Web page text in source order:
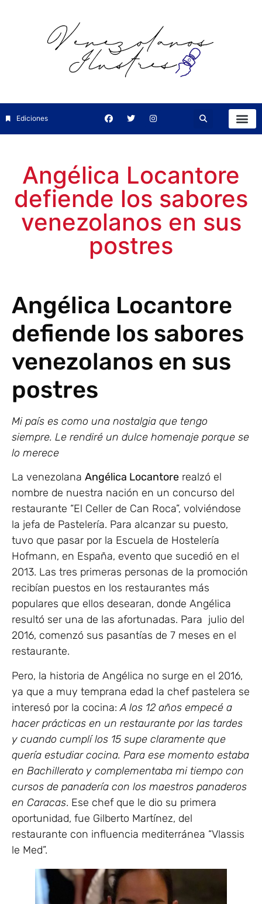
Ediciones
Angélica Locantore
defiende los sabores
venezolanos en sus
postres
Angélica Locantore
defiende los sabores
venezolanos en sus
postres
Mi país es como una nostalgia que tengo
siempre. Le rendiré un dulce homenaje porque se
lo merece
La venezolana Angélica Locantore realzó el
nombre de nuestra nación en un concurso del
restaurante “El Celler de Can Roca”, volviéndose
la jefa de Pastelería. Para alcanzar su puesto,
tuvo que pasar por la Escuela de Hostelería
Hofmann, en España, evento que sucedió en el
2013. Las tres primeras personas de la promoción
recibían puestos en los restaurantes más
populares que ellos desearan, donde Angélica
resultó ser una de las afortunadas. Para julio del
2016, comenzó sus pasantías de 7 meses en el
restaurante.
Pero, la historia de Angélica no surge en el 2016,
ya que a muy temprana edad la chef pastelera se
interesó por la cocina:A los 12 años empecé a
hacer prácticas en un restaurante por las tardes
y cuando cumplí los 15 supe claramente que
quería estudiar cocina. Para ese momento estaba
en Bachillerato y complementaba mi tiempo con
cursos de panadería con los maestros panaderos
en Caracas. Ese chef que le dio su primera
oportunidad, fue Gilberto Martínez, del
restaurante con influencia mediterránea “Vlassis
le Med”.